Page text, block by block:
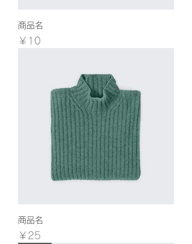
商品名
価格
￥10
商品名
価格
￥25